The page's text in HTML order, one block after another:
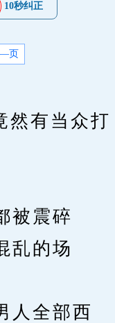
10秒纠正
页
众打
震碎
乱的场
全部西